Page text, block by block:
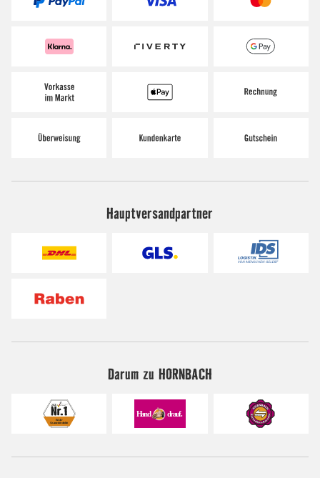
Hauptversandpartner
Darum zu HORNBACH